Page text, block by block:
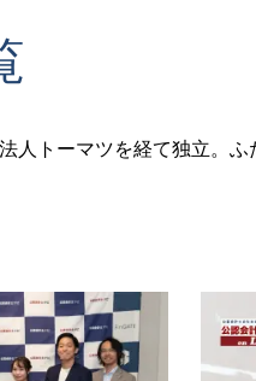
人トーマツを経て独立。